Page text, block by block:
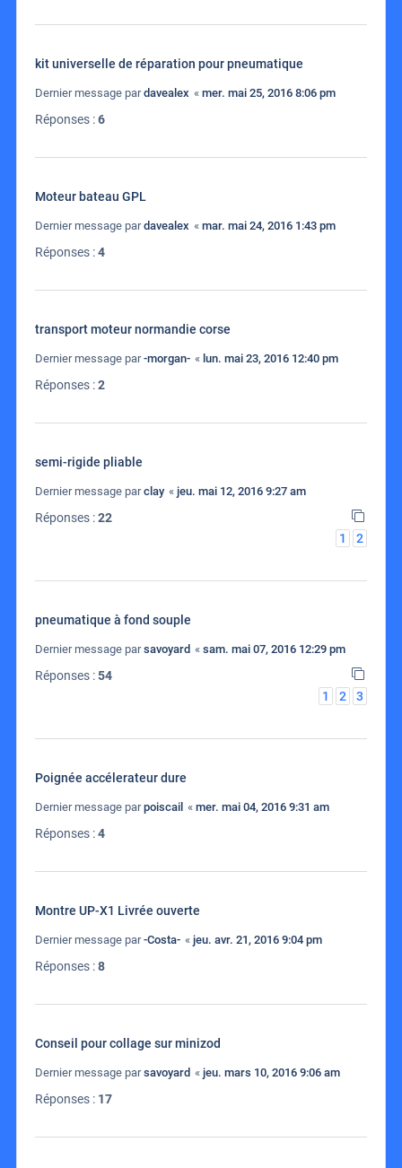
kit universelle de réparation pour pneumatique
Dernier message pardavealex « mer. mai 25, 2016 8:06 pm
Réponses :6
Moteur bateau GPL
Dernier message pardavealex « mar. mai 24, 2016 1:43 pm
Réponses :4
transport moteur normandie corse
Dernier message par-morgan- « lun. mai 23, 2016 12:40 pm
Réponses :2
semi-rigide pliable
Dernier message parclay « jeu. mai 12, 2016 9:27 am
Réponses :22
1
2
pneumatique à fond souple
Dernier message parsavoyard « sam. mai 07, 2016 12:29 pm
Réponses :54
1
2 3
Poignée accélerateur dure
Dernier message parpoiscail « mer. mai 04, 2016 9:31 am
Réponses :4
Montre UP-X1 Livrée ouverte
Dernier message par-Costa- « jeu. avr. 21, 2016 9:04 pm
Réponses :8
Conseil pour collage sur minizod
Dernier message parsavoyard « jeu. mars 10, 2016 9:06 am
Réponses : 17